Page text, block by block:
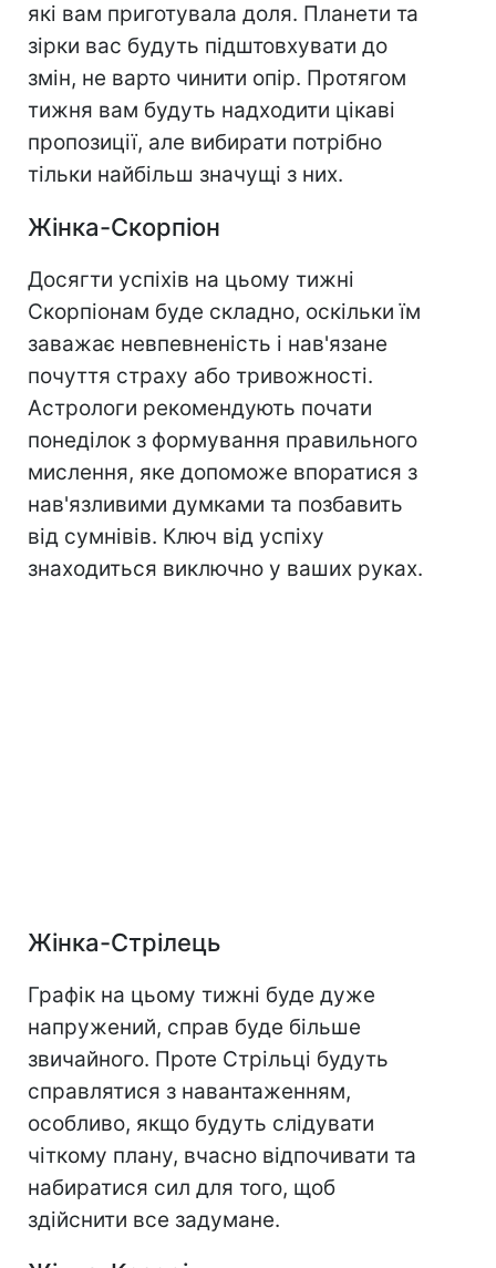
які вам приготувала доля. Планети та
зірки вас будуть підштовхувати до
змін, не варто чинити опір. Протягом
тижня вам будуть надходити цікаві
пропозиції, але вибирати потрібно
тільки найбільш значущі з них.
Жінка-Скорпіон
Досягти успіхів на цьому тижні
Скорпіонам буде складно, оскільки їм
заважає невпевненість і нав'язане
почуття страху або тривожності.
Астрологи рекомендують почати
понеділок з формування правильного
мислення, яке допоможе впоратися з
нав'язливими думками та позбавить
від сумнівів. Ключ від успіху
знаходиться виключно у ваших руках.
Жінка-Стрілець
Графік на цьому тижні буде дуже
напружений, справ буде більше
звичайного. Проте Стрільці будуть
справлятися з навантаженням,
особливо, якщо будуть слідувати
чіткому плану, вчасно відпочивати та
набиратися сил для того, щоб
здійснити все задумане.